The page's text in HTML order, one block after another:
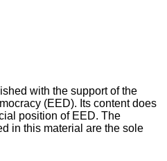
with the support of the
(EED). Its content does
position of EED. The
in this material are the sole